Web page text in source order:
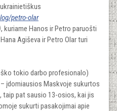
petro-olar
, kuriame Hanos ir Petro paruošti
Agiševa ir Petro Olar turi
tokio darbo profesionalo)
įdomiausios Maskvoje sukurtos
taip pat sausio 13-osios, kai jis
sukurti pasakojimai apie